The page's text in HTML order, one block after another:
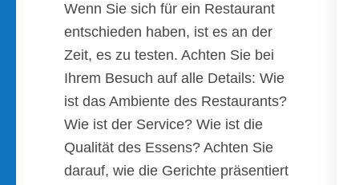
Wenn Sie sich für ein Restaurant
entschieden haben, ist es an der
Zeit, es zu testen. Achten Sie bei
Ihrem Besuch auf alle Details: Wie
ist das Ambiente des Restaurants?
Wie ist der Service? Wie ist die
Qualität des Essens? Achten Sie
darauf, wie die Gerichte präsentiert